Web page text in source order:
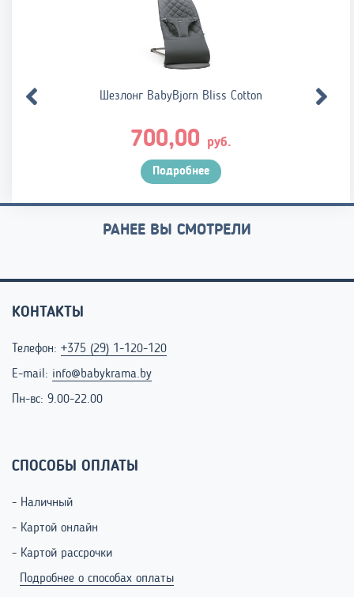
Шезлонг BabyBjorn Bliss Cotton
700,00 руб.
Подробнее
РАНЕЕ ВЫ СМОТРЕЛИ
КОНТАКТЫ
Телефон: +375 (29) 1-120-120
E-mail: info@babykrama.by
Пн-вс: 9.00-22.00
СПОСОБЫ ОПЛАТЫ
- Наличный
- Картой онлайн
- Картой рассрочки
Подробнее о способах оплаты